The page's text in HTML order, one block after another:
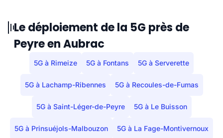
Le déploiement de la 5G près de
Peyre en Aubrac
5G à Rimeize 5G à Fontans 5G à Serverette
5G à Lachamp-Ribennes 5G à Recoules-de-Fumas
5G à Saint-Léger-de-Peyre 5G à Le Buisson
5G à Prinsuéjols-Malbouzon 5G à La Fage-Montivernoux